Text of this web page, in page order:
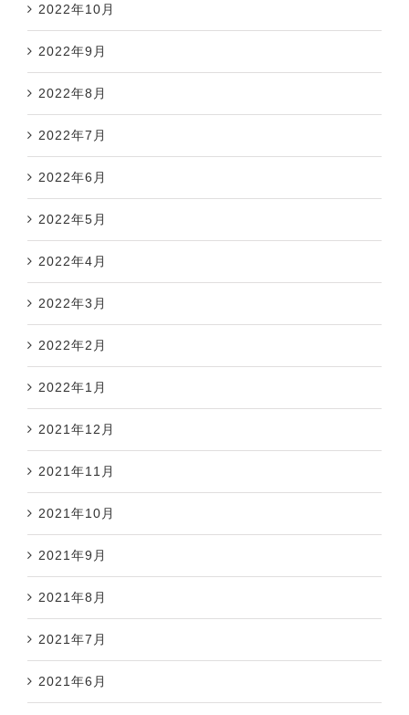
2022年10月
2022年9月
2022年8月
2022年7月
2022年6月
2022年5月
2022年4月
2022年3月
2022年2月
2022年1月
2021年12月
2021年11月
2021年10月
2021年9月
2021年8月
2021年7月
2021年6月